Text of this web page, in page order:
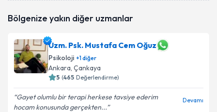
talebi oluşturun. Size bu uzmandan randevu almanız
bilgilendireceğiz.
E-posta Adresiniz
Kişisel verilerimin işlenmesine ilişkin
Bölgenize yakın diğer uzmanlar
Uzm. Psk. Mustafa Cem Oğuz
Psikoloji +1diğer
Ankara, Çankaya
5 (465 Değerlendirme)
Gayet olumlu bir terapi herkese tavsiye ederim
hocam konusunda gerçekten...
Devamı